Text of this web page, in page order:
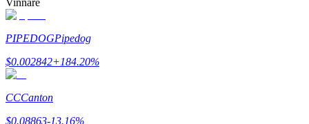
Handelsstrategier
Lär dig hur du håller dig lönsam
Vinnare
PIPEDOGPipedog
$0.002842+184.20%
CCCanton
$0.08863-13.16%